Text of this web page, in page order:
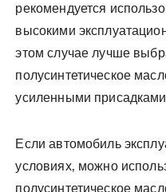
рекомендуется
высокими
этом случае лучше
полусинтетическое
усиленными
Если автомобиль
условиях‚ можно
полусинтетическое